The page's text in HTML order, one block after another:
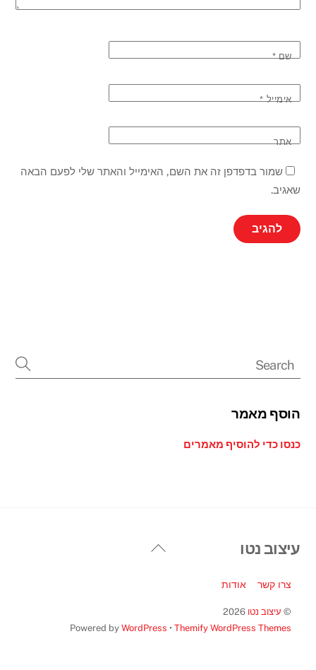
שם*
אימייל*
אתר
שמור בדפדפן זה את השם, האימייל והאתר שלי לפעם הבאה
שאגיב.
הוסף מאמר
כנסו כדי להוסיף מאמרים
Back
עיצוב נטו
צרו קשר אודות
© עיצוב נטו 2026
Powered by WordPress • Themify WordPress Themes